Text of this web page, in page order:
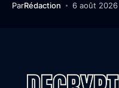
ParRédaction 6 août 2026